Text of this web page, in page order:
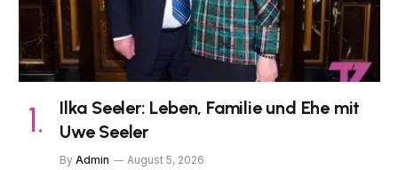
Ilka Seeler: Leben, Familie und Ehe mit
Uwe Seeler
By Admin August 5, 2026